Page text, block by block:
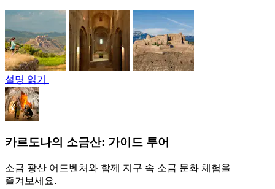
설명 읽기
카르도나의 소금산: 가이드 투어
소금 광산 어드벤처와 함께 지구 속 소금 문화 체험을
즐겨보세요.